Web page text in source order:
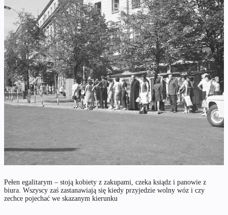
Pełen egalitarym – stoją kobiety z zakupami, czeka ksiądz i panowie z
biura. Wszyscy zaś zastanawiają się kiedy przyjedzie wolny wóz i czy
zechce pojechać we skazanym kierunku